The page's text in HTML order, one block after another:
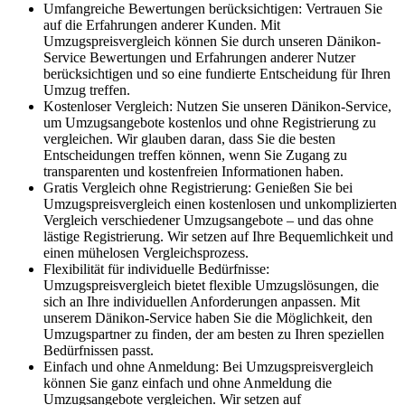
Umfangreiche Bewertungen berücksichtigen: Vertrauen Sie
auf die Erfahrungen anderer Kunden. Mit
Umzugspreisvergleich können Sie durch unseren Dänikon-
Service Bewertungen und Erfahrungen anderer Nutzer
berücksichtigen und so eine fundierte Entscheidung für Ihren
Umzug treffen.
Kostenloser Vergleich: Nutzen Sie unseren Dänikon-Service,
um Umzugsangebote kostenlos und ohne Registrierung zu
vergleichen. Wir glauben daran, dass Sie die besten
Entscheidungen treffen können, wenn Sie Zugang zu
transparenten und kostenfreien Informationen haben.
Gratis Vergleich ohne Registrierung: Genießen Sie bei
Umzugspreisvergleich einen kostenlosen und unkomplizierten
Vergleich verschiedener Umzugsangebote – und das ohne
lästige Registrierung. Wir setzen auf Ihre Bequemlichkeit und
einen mühelosen Vergleichsprozess.
Flexibilität für individuelle Bedürfnisse:
Umzugspreisvergleich bietet flexible Umzugslösungen, die
sich an Ihre individuellen Anforderungen anpassen. Mit
unserem Dänikon-Service haben Sie die Möglichkeit, den
Umzugspartner zu finden, der am besten zu Ihren speziellen
Bedürfnissen passt.
Einfach und ohne Anmeldung: Bei Umzugspreisvergleich
können Sie ganz einfach und ohne Anmeldung die
Umzugsangebote vergleichen. Wir setzen auf